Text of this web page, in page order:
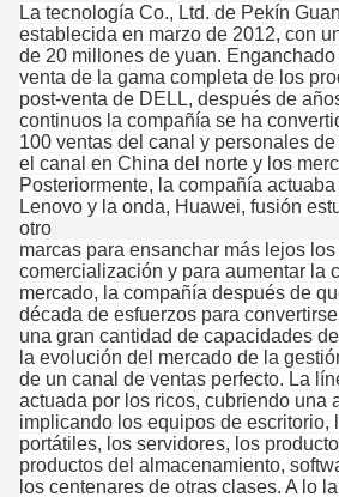
La tecnología Co., Ltd. de Pekín
establecida en marzo de 2012, con
de 20 millones de yuan.
venta de la gama completa de los
post-venta de DELL, después de
continuos la compañía se ha
100 ventas del canal y personales
el canal en China del norte y los
Posteriormente, la compañía
Lenovo y la onda, Huawei, fusión
otro
marcas para ensanchar más lejos
comercialización y para aumentar la
mercado, la compañía después de
década de esfuerzos para
una gran cantidad de capacidades
la evolución del mercado de la
de un canal de ventas perfecto. La
actuada por los ricos, cubriendo una
implicando los equipos de escritorio,
portátiles, los servidores, los
productos del almacenamiento,
los centenares de otras clases. A lo